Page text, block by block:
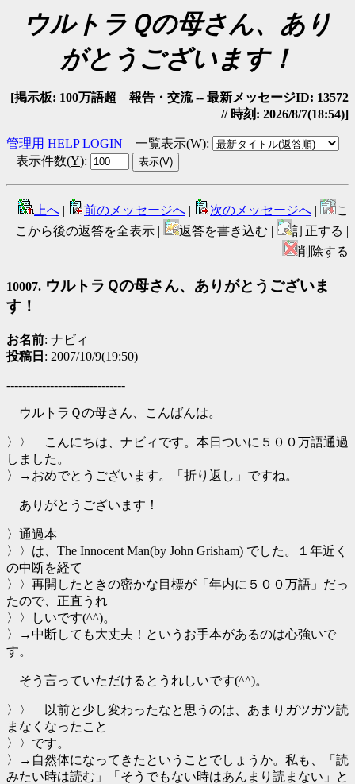
ウルトラＱの母さん、あり
がとうございます！
[掲示板: 100万語超 報告・交流 -- 最新メッセージID: 13572
// 時刻: 2026/8/7(18:54)]
管理用 HELP LOGIN 一覧表示(W):
表示件数(Y):
上へ | 前のメッセージへ | 次のメッセージへ |
こ
こから後の返答を全表示 |
返答を書き込む |
訂正する |
削除する
10007. ウルトラＱの母さん、ありがとうございま
す！
お名前: ナビィ
投稿日 : 2007/10/9(19:50)
------------------------------
ウルトラＱの母さん、こんばんは。
〉〉 こんにちは、ナビィです。本日ついに５００万語通過
しました。
〉→おめでとうございます。「折り返し」ですね。
ありがとうございます！
〉通過本
〉〉は、The Innocent Man(by John Grisham) でした。１年近く
の中断を経て
〉〉再開したときの密かな目標が「年内に５００万語」だっ
たので、正直うれ
〉〉しいです(^^)。
〉→中断しても大丈夫！というお手本があるのは心強いで
す。
そう言っていただけるとうれしいです(^^)。
〉〉 以前と少し変わったなと思うのは、あまりガツガツ読
まなくなったこと
〉〉です。
〉→自然体になってきたということでしょうか。私も、「読
みたい時は読む」「そうでもない時はあんまり読まない」と